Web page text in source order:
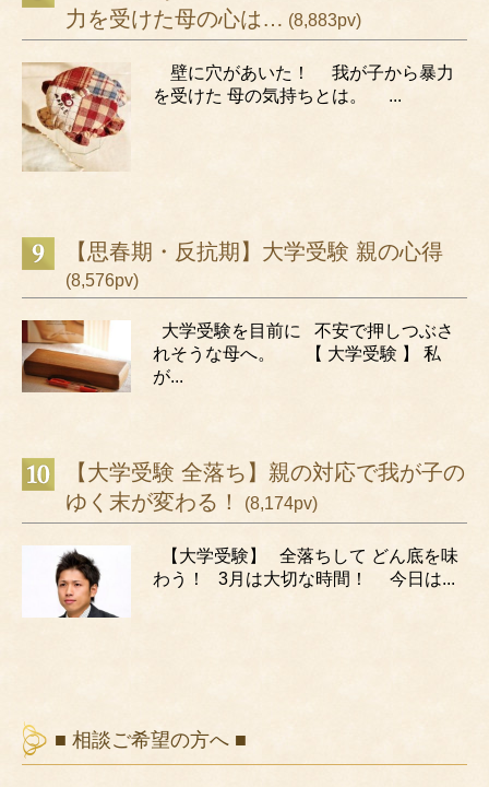
力を受けた母の心は… (8,883pv)
壁に穴があいた！ 我が子から暴力
を受けた 母の気持ちとは。 ...
【思春期・反抗期】大学受験 親の心得
(8,576pv)
大学受験を目前に 不安で押しつぶさ
れそうな母へ。 【 大学受験 】 私
が...
【大学受験 全落ち】親の対応で我が子の
ゆく末が変わる！
(8,174pv)
【大学受験】 全落ちして どん底を味
わう！ 3月は大切な時間！ 今日は...
■ 相談ご希望の方へ ■